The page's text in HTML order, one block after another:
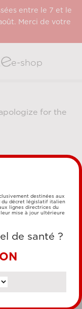
entre le 7 et le
Merci de votre
e-shop
for the
destinées aux
du décret législatif italien
lignes directrices du
mise à jour ultérieure
de santé ?